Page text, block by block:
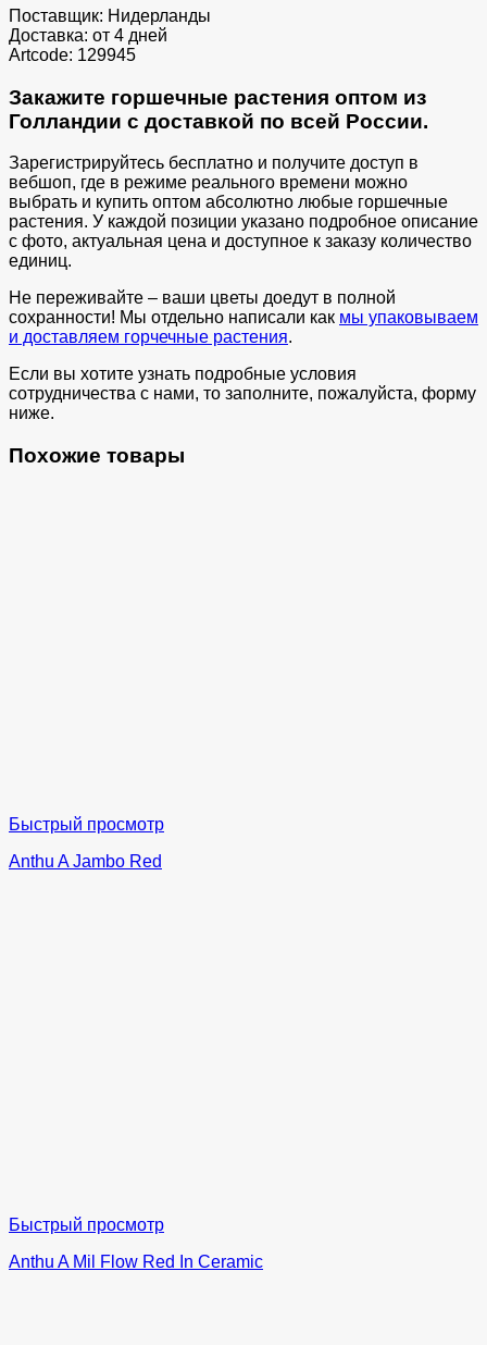
Поставщик: Нидерланды
Доставка: от 4 дней
Artcode: 129945
Закажите горшечные растения оптом из
Голландии с доставкой по всей России.
Зарегистрируйтесь бесплатно и получите доступ в
вебшоп, где в режиме реального времени можно
выбрать и купить оптом абсолютно любые горшечные
растения. У каждой позиции указано подробное описание
с фото, актуальная цена и доступное к заказу количество
единиц.
Не переживайте – ваши цветы доедут в полной
сохранности! Мы отдельно написали как мы упаковываем
и доставляем горчечные растения.
Если вы хотите узнать подробные условия
сотрудничества с нами, то заполните, пожалуйста, форму
ниже.
Похожие товары
Быстрый просмотр
Anthu A Jambo Red
Быстрый просмотр
Anthu A Mil Flow Red In Ceramic